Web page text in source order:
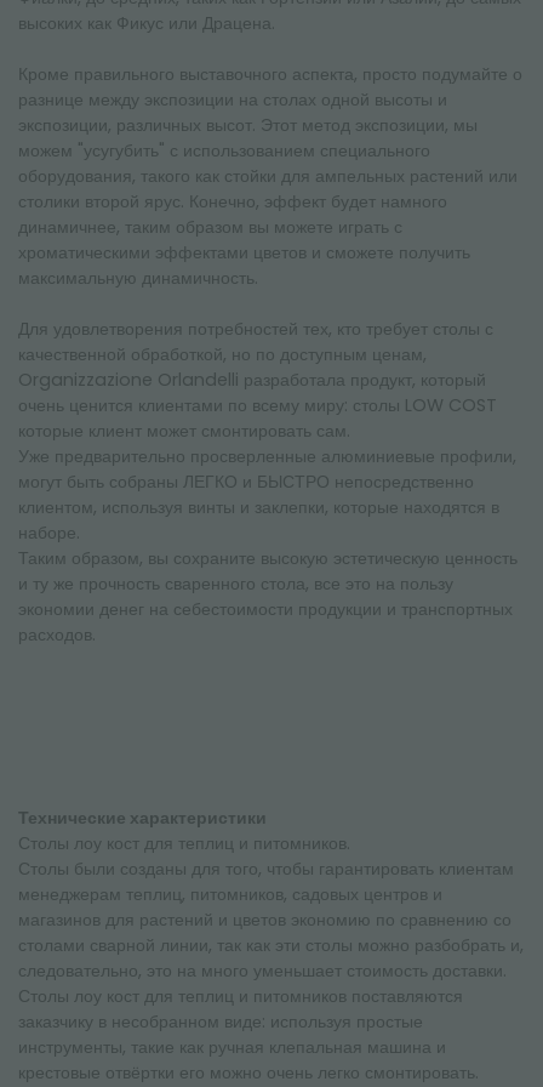
высоких как Фикус или Драцена.
Кроме правильного выставочного аспекта, просто подумайте о
разнице между экспозиции на столах одной высоты и
экспозиции, различных высот. Этот метод экспозиции, мы
можем "усугубить" с использованием специального
оборудования, такого как стойки для ампельных растений или
столики второй ярус. Конечно, эффект будет намного
динамичнее, таким образом вы можете играть с
хроматическими эффектами цветов и сможете получить
максимальную динамичность.
Для удовлетворения потребностей тех, кто требует столы с
качественной обработкой, но по доступным ценам,
Organizzazione Orlandelli разработала продукт, который
очень ценится клиентами по всему миру: столы LOW COST
которые клиент может смонтировать сам.
Уже предварительно просверленные алюминиевые профили,
могут быть собраны ЛЕГКО и БЫСТРО непосредственно
клиентом, используя винты и заклепки, которые находятся в
наборе.
Таким образом, вы сохраните высокую эстетическую ценность
и ту же прочность сваренного стола, все это на пользу
экономии денег на себестоимости продукции и транспортных
расходов.
Технические характеристики
Столы лоу кост для теплиц и питомников.
Столы были созданы для того, чтобы гарантировать клиентам
менеджерам теплиц, питомников, садовых центров и
магазинов для растений и цветов экономию по сравнению со
столами сварной линии, так как эти столы можно разбобрать и,
следовательно, это на много уменьшает стоимость доставки.
Столы лоу кост для теплиц и питомников поставляются
заказчику в несобранном виде: используя простые
инструменты, такие как ручная клепальная машина и
крестовые отвёртки его можно очень легко смонтировать.